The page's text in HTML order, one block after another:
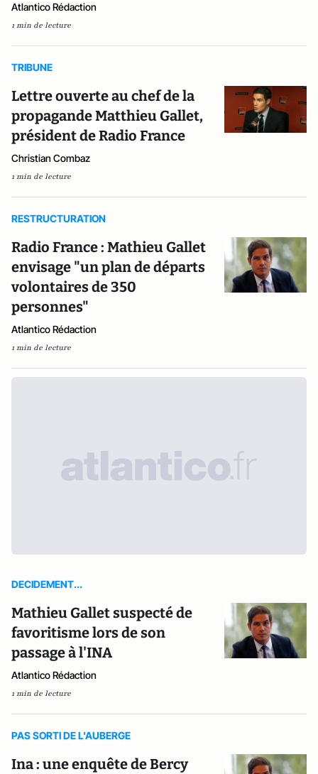
Atlantico Rédaction
1 min de lecture
TRIBUNE
Lettre ouverte au chef de la
propagande Matthieu Gallet,
président de Radio France
Christian Combaz
1 min de lecture
RESTRUCTURATION
Radio France : Mathieu Gallet
envisage "un plan de départs
volontaires de 350
personnes"
Atlantico Rédaction
1 min de lecture
DECIDEMENT...
Mathieu Gallet suspecté de
favoritisme lors de son
passage à l'INA
Atlantico Rédaction
1 min de lecture
PAS SORTI DE L'AUBERGE
Ina : une enquête de Bercy